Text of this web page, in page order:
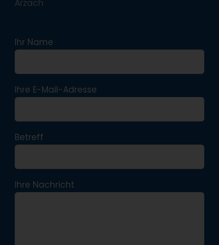
Arzach
Ihr Name
Ihre E-Mail-Adresse
Betreff
Ihre Nachricht